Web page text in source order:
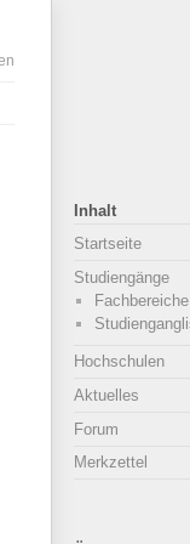
Inhalt
Startseite
Studiengänge
Fachbereiche
Hochschulen
Aktuelles
Forum
Merkzettel